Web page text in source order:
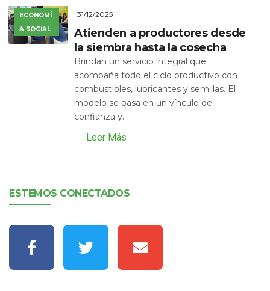
ECONOMÍ
A SOCIAL
31/12/2025
Atienden a productores desde
la siembra hasta la cosecha
Brindan un servicio integral que
acompaña todo el ciclo productivo con
combustibles, lubricantes y semillas. El
modelo se basa en un vínculo de
confianza y...
Leer Más
ESTEMOS CONECTADOS